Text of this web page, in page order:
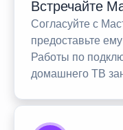
Встречайте
Согласуйте с
предоставьте
Работы по
домашнего ТВ